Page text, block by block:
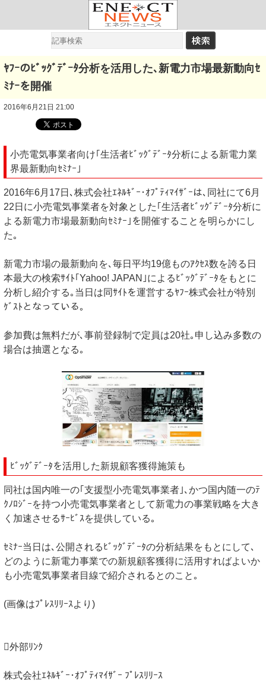
ﾔﾌｰのﾋﾞｯｸﾞﾃﾞｰﾀ分析を活用した､新電力市場最新動向ｾ
ﾐﾅｰを開催
2016年6月21日 21:00
小売電気事業者向け｢生活者ﾋﾞｯｸﾞﾃﾞｰﾀ分析による新電力業
界最新動向ｾﾐﾅｰ｣
2016年6月17日､株式会社ｴﾈﾙｷﾞｰ･ｵﾌﾟﾃｨﾏｲｻﾞｰは､同社にて6月
22日に小売電気事業者を対象とした｢生活者ﾋﾞｯｸﾞﾃﾞｰﾀ分析に
よる新電力市場最新動向ｾﾐﾅｰ｣を開催することを明らかにし
た｡
新電力市場の最新動向を､毎日平均19億ものｱｸｾｽ数を誇る日
本最大の検索ｻｲﾄ｢Yahoo! JAPAN｣によるﾋﾞｯｸﾞﾃﾞｰﾀをもとに
分析し紹介する｡当日は同ｻｲﾄを運営するﾔﾌｰ株式会社が特別
ｹﾞｽﾄとなっている｡
参加費は無料だが､事前登録制で定員は20社｡申し込み多数の
場合は抽選となる｡
ﾋﾞｯｸﾞﾃﾞｰﾀを活用した新規顧客獲得施策も
同社は国内唯一の｢支援型小売電気事業者｣､かつ国内随一のﾃ
ｸﾉﾛｼﾞｰを持つ小売電気事業者として新電力の事業戦略を大き
く加速させるｻｰﾋﾞｽを提供している｡
ｾﾐﾅｰ当日は､公開されるﾋﾞｯｸﾞﾃﾞｰﾀの分析結果をもとにして､
どのように新電力事業での新規顧客獲得に活用すればよいか
も小売電気事業者目線で紹介されるとのこと｡
(画像はﾌﾟﾚｽﾘﾘｰｽより)
外部ﾘﾝｸ
株式会社ｴﾈﾙｷﾞｰ･ｵﾌﾟﾃｨﾏｲｻﾞｰ ﾌﾟﾚｽﾘﾘｰｽ